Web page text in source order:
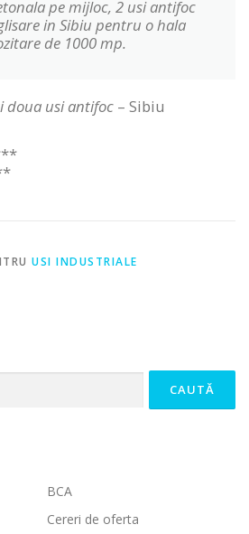
pe mijloc, 2 usi antifoc
in Sibiu pentru o hala
de 1000 mp.
doua usi antifoc – Sibiu
USI INDUSTRIALE
BCA
Cereri de oferta